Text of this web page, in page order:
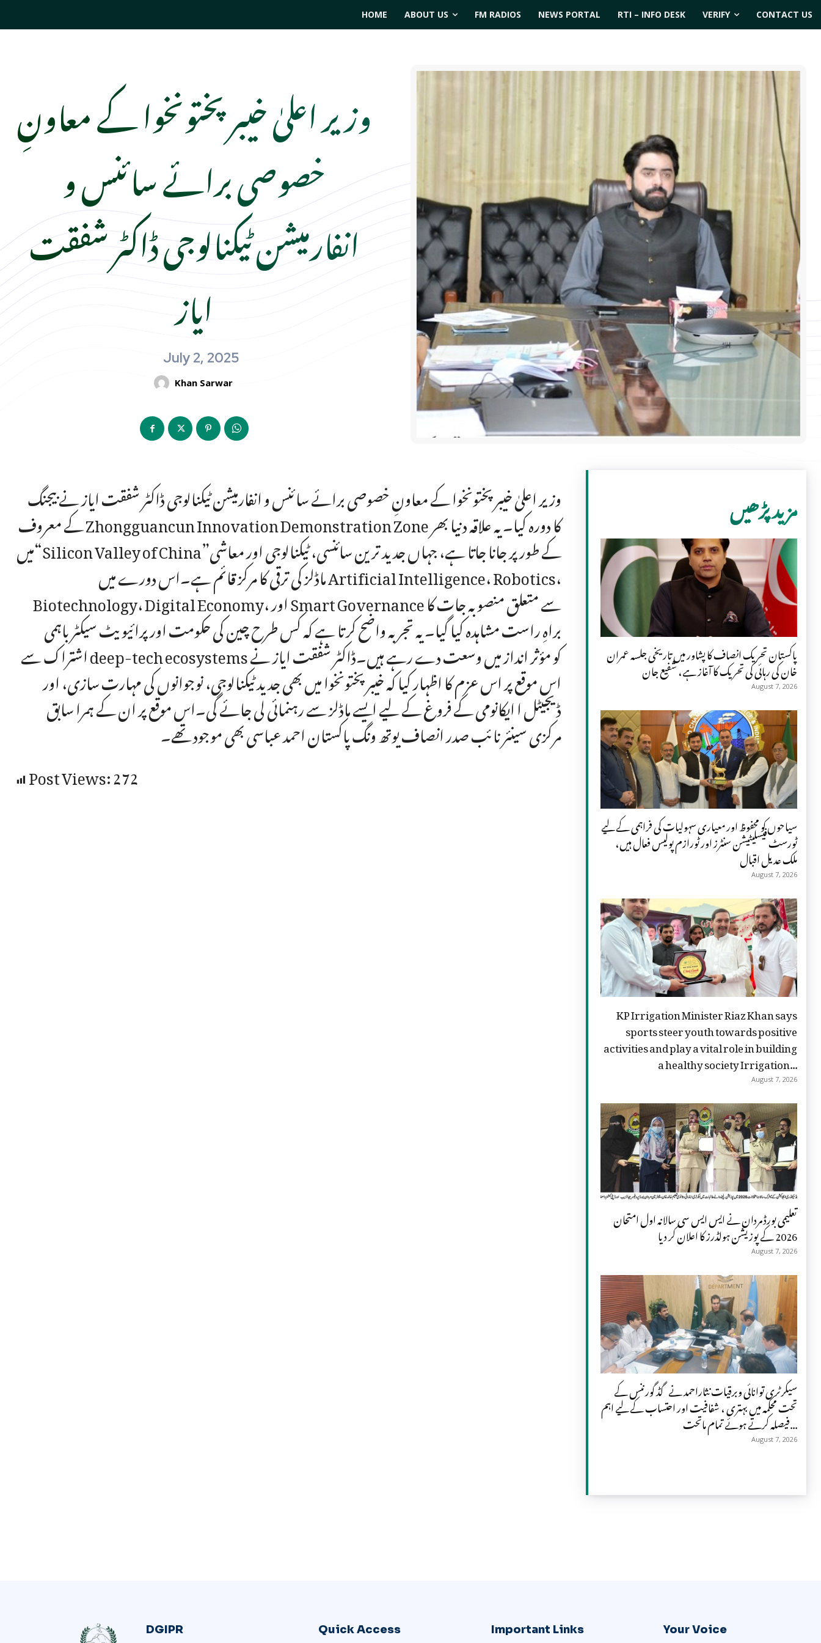
HOME ABOUT US FM RADIOS NEWS PORTAL RTI – INFO DESK VERIFY CONTACT US
وزیر اعلیٰ خیبر پختونخوا کے معاونِ
خصوصی برائے سائنس و
انفارمیشن ٹیکنالوجی ڈاکٹر شفقت
ایاز
July 2, 2025
Khan Sarwar
وزیر اعلیٰ خیبر پختونخوا کے معاونِ خصوصی برائے سائنس و انفارمیشن ٹیکنالوجی ڈاکٹر شفقت ایاز نے بیجنگ
کے معروف Zhongguancun Innovation Demonstration Zone کا دورہ کیا۔ یہ علاقہ دنیا بھر
میں“Silicon Valley of China”کے طور پر جانا جاتا ہے، جہاں جدید ترین سائنسی، ٹیکنالوجی اور معاشی
ماڈلز کی ترقی کا مرکز قائم ہے۔اس دورے میں Artificial Intelligence، Robotics،
Biotechnology، Digital Economy، اور Smart Governance سے متعلق منصوبہ جات کا
براہِ راست مشاہدہ کیا گیا۔ یہ تجربہ واضح کرتا ہے کہ کس طرح چین کی حکومت اور پرائیویٹ سیکٹر باہمی
اشتراک سے deep-tech ecosystems کو مؤثر انداز میں وسعت دے رہے ہیں۔ڈاکٹر شفقت ایاز نے
اس موقع پر اس عزم کا اظہار کیا کہ خیبرپختونخوا میں بھی جدید ٹیکنالوجی، نوجوانوں کی مہارت سازی، اور
ڈیجیٹل ا ایکانومی کے فروغ کے لیے ایسے ماڈلز سے رہنمائی لی جائے گی۔اس موقع پر ان کے ہمرا سابق
مرکزی سینئر نائب صدر انصاف یوتھ ونگ پاکستان احمد عباسی بھی موجود تھے۔
Post Views:272
مزید پڑھیں
پاکستان تحریک انصاف کا پشاور میں تاریخی جلسہ عمران
خان کی رہائی کی تحریک کا آغاز ہے، شفیع جان
August 7, 2026
سیاحوں کو محفوظ اور معیاری سہولیات کی فراہمی کے لیے
ٹورسٹ فیسلیٹیشن سنٹرز اور ٹورازم پولیس فعال ہیں،
ملک عدیل اقبال
August 7, 2026
KP Irrigation Minister Riaz Khan says
sports steer youth towards positive
activities and play a vital role in building
a healthy society Irrigation...
August 7, 2026
تعلیمی بورڈ مردان نے ایس ایس سی سالانہ اول امتحان
2026 کے پوزیشن ہولڈرز کا اعلان کر دیا
August 7, 2026
سیکرٹری توانائی وبرقیات نثاراحمد نے گڈ گورننس کے
تحت محکمہ میں بہتری ، شفافیت اور احتساب کے لیے اہم
فیصلہ کرتے ہوئے تمام ماتحت...
August 7, 2026
DGIPR Quick Access Important Links Your Voice